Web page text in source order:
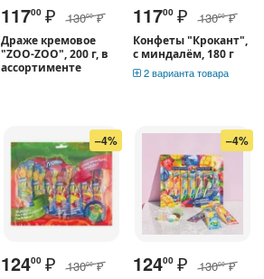
11700 ₽ 13000 ₽
Драже кремовое
"ZOO-ZOO", 200 г, в
ассортименте
11700 ₽ 13000 ₽
Конфеты "Крокант",
с миндалём, 180 г
2 варианта товара
–4%
12400 ₽ 13000 ₽
–4%
12400 ₽ 13000 ₽